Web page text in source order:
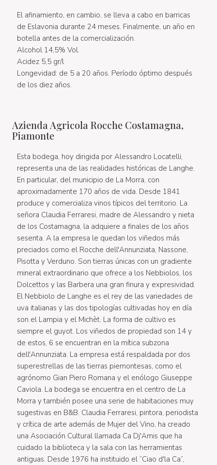
El afinamiento, en cambio, se lleva a cabo en barricas
de Eslavonia durante 24 meses. Finalmente, un año en
botella antes de la comercialización.
Alcohol 14,5% Vol.
Acidez 5,5 gr/l
Longevidad: de 5 a 20 años. Período óptimo después
de los diez años.
Azienda Agricola Rocche Costamagna,
Piamonte
Esta bodega, hoy dirigida por Alessandro Locatelli,
representa una de las realidades históricas de Langhe.
En particular, del municipio de La Morra, con
aproximadamente 170 años de vida. Desde 1841
produce y comercializa vinos típicos del territorio. La
señora Claudia Ferraresi, madre de Alessandro y nieta
de los Costamagna, la adquiere a finales de los años
sesenta. A la empresa le quedan los viñedos más
preciados como el Rocche dell'Annunziata, Nassone,
Pisotta y Verduno. Son tierras únicas con un gradiente
mineral extraordinario que ofrece a los Nebbiolos, los
Dolcettos y las Barbera una gran finura y expresividad.
El Nebbiolo de Langhe es el rey de las variedades de
uva italianas y las dos tipologías cultivadas hoy en día
son el Lampia y el Michèt. La forma de cultivo es
siempre el guyot. Los viñedos de propiedad son 14 y
de estos, 6 se encuentran en la mítica subzona
dell'Annunziata. La empresa está respaldada por dos
superestrellas de las tierras piemontesas, como el
agrónomo Gian Piero Romana y el enólogo Giuseppe
Caviola. La bodega se encuentra en el centro de La
Morra y también posee una serie de habitaciones muy
sugestivas en B&B. Claudia Ferraresi, pintora, periodista
y crítica de arte además de Mujer del Vino, ha creado
una Asociación Cultural llamada Ca Dj'Amis que ha
cuidado la biblioteca y la sala con las herramientas
antiguas. Desde 1976 ha instituido el “Ciao d'la Ca”,